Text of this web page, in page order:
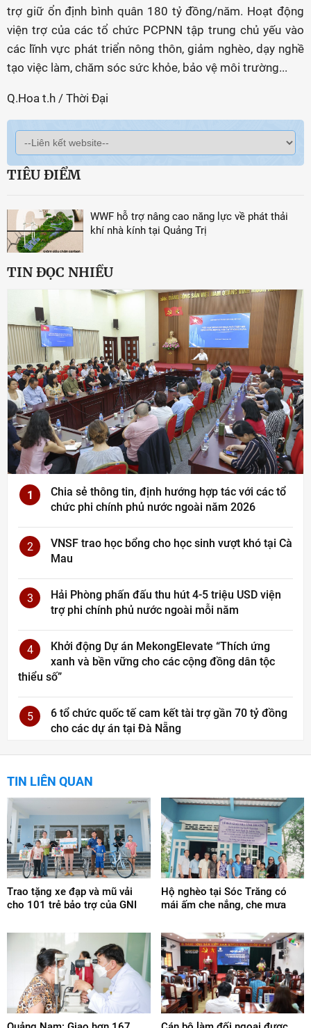
trợ giữ ổn định bình quân 180 tỷ đồng/năm. Hoạt động
viện trợ của các tổ chức PCPNN tập trung chủ yếu vào
các lĩnh vực phát triển nông thôn, giảm nghèo, dạy nghề
tạo việc làm, chăm sóc sức khỏe, bảo vệ môi trường...
Q.Hoa t.h / Thời Đại
TIÊU ĐIỂM
WWF hỗ trợ nâng cao năng lực về phát thải
khí nhà kính tại Quảng Trị
TIN ĐỌC NHIỀU
1
Chia sẻ thông tin, định hướng hợp tác với các tổ
chức phi chính phủ nước ngoài năm 2026
2
VNSF trao học bổng cho học sinh vượt khó tại Cà
Mau
3
Hải Phòng phấn đấu thu hút 4-5 triệu USD viện
trợ phi chính phủ nước ngoài mỗi năm
4
Khởi động Dự án MekongElevate “Thích ứng
xanh và bền vững cho các cộng đồng dân tộc
thiểu số”
5
6 tổ chức quốc tế cam kết tài trợ gần 70 tỷ đồng
cho các dự án tại Đà Nẵng
TIN LIÊN QUAN
Trao tặng xe đạp và mũ vải
cho 101 trẻ bảo trợ của GNI
Hộ nghèo tại Sóc Trăng có
mái ấm che nắng, che mưa